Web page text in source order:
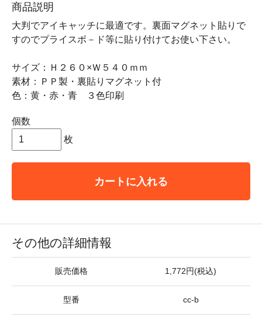
商品説明
大判でアイキャッチに最適です。裏面マグネット貼りで
すのでプライスボ－ド等に貼り付けてお使い下さい。
サイズ：Ｈ２６０×Ｗ５４０ｍｍ
素材：ＰＰ製・裏貼りマグネット付
色：黄・赤・青 ３色印刷
個数
枚
カートに入れる
その他の詳細情報
販売価格 1,772円(税込)
型番 cc-b